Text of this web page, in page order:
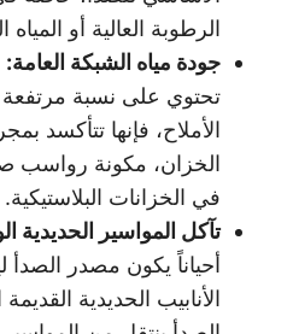
الرطوبة العالية أو المياه
جودة مياه الشبكة العامة:
تحتوي على نسبة مرتفعة
الأملاح، فإنها تتأكسد
الخزان، مكونة رواسب
في الخزانات البلاستيكية.
تآكل المواسير الحديدية
أحياناً يكون مصدر
الأنابيب الحديدية القديمة